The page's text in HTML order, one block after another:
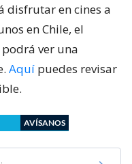
disfrutar en cines a
en Chile, el
podrá ver una
Aquí puedes revisar
AVÍSANOS